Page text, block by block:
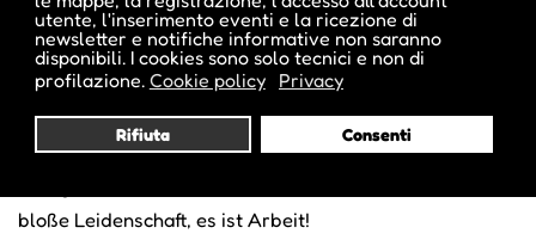
utente, l'inserimento eventi e la ricezione di
newsletter e notifiche informative non saranno
disponibili. I cookies sono solo tecnici e non di
profilazione. Cookie policy Privacy
Rifiuta Consenti
das Spannende. Es ist abwechslungsreich, es ist flexibel,
man entwickelt keinen Automatismus, es ist nie
langweilig. Nur sollte man halt auch davon leben können.
Die Pandemie war für viele von uns wie ein Weckruf:
Wenn es darauf ankommt, dann wird Kultur nicht so
bloße Leidenschaft, es ist Arbeit!